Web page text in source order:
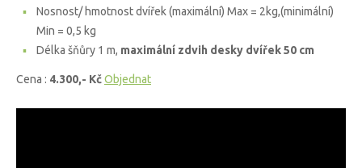
Nosnost/ hmotnost dvířek (maximální) Max = 2kg,(minimální)
Min = 0,5 kg
Délka šňůry 1 m, maximální zdvih desky dvířek 50 cm
Cena : 4.300,- KčObjednat